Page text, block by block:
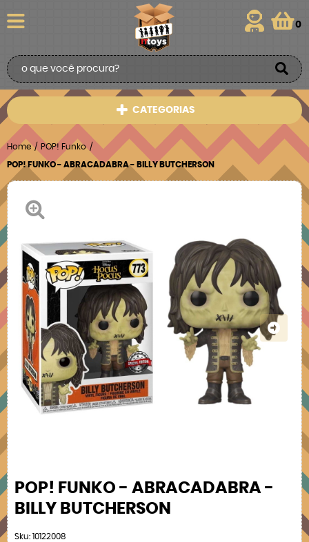
0
CATEGORIAS
Home POP! Funko
POP! FUNKO - ABRACADABRA - BILLY BUTCHERSON
POP! FUNKO - ABRACADABRA -
BILLY BUTCHERSON
Sku: 10122008